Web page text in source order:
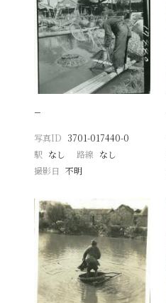
−
写真ID 3701-017440-0
駅 なし 路線 なし
撮影日
不明